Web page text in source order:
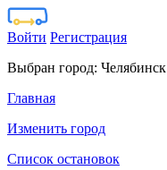
Войти Регистрация
Выбран город: Челябинск
Главная
Изменить город
Список остановок